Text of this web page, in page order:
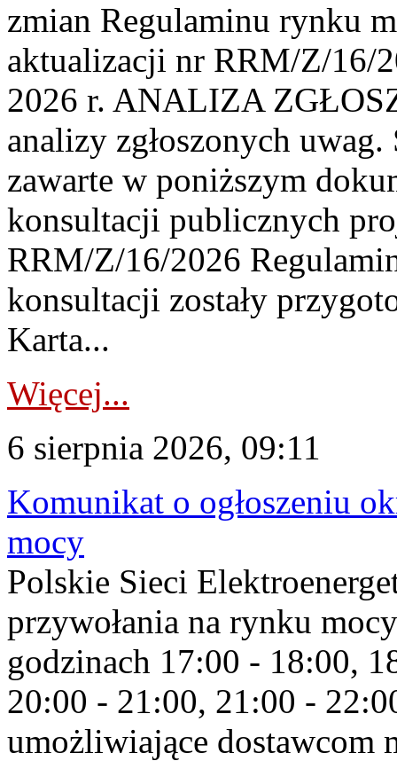
zmian Regulaminu rynku
aktualizacji nr RRM/Z/16/
2026 r. ANALIZA
analizy zgłoszonych
zawarte w poniższym
konsultacji publicznych
RRM/Z/16/2026
konsultacji zostały
Karta...
Więcej...
6 sierpnia 2026, 09:11
Komunikat o ogłoszeniu
mocy
Polskie Sieci
przywołania na rynku
godzinach 17:00 - 18:00,
20:00 - 21:00, 21:00 -
umożliwiające dostawcom